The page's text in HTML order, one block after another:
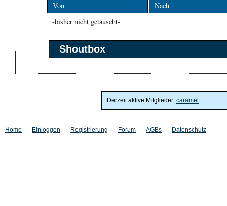
Von
Nach
-bisher nicht getauscht-
Shoutbox
Derzeit aktive Mitglieder: caramel
Home Einloggen Registrierung Forum AGBs Datenschutz